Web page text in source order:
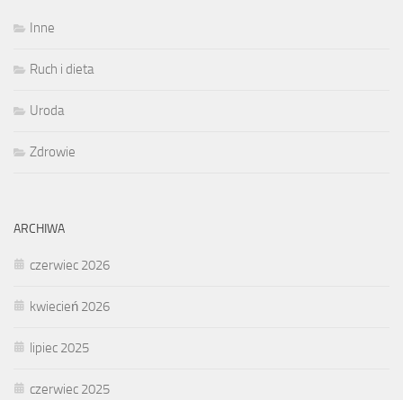
Inne
Ruch i dieta
Uroda
Zdrowie
ARCHIWA
czerwiec 2026
kwiecień 2026
lipiec 2025
czerwiec 2025